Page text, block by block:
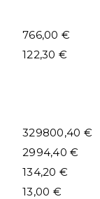
766,00 €
122,30 €
329800,40 €
2994,40 €
134,20 €
13,00 €